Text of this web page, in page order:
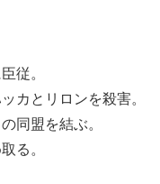
従。
カとリロンを殺害。
同盟を結ぶ。
る。